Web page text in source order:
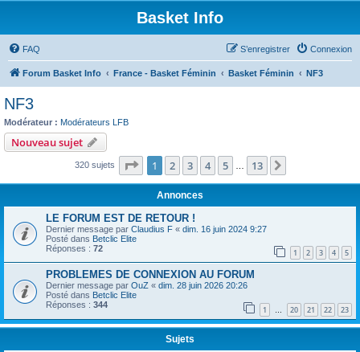
Basket Info
FAQ Connexion
S’enregistrer
Forum Basket Info France - Basket Féminin Basket Féminin NF3
NF3
Modérateur : Modérateurs LFB
Nouveau sujet
320 sujets Page 1sur13
1 2 3 4 5 13
Annonces
LE FORUM EST DE RETOUR !
Dernier message par Claudius F « dim. 16 juin 2024 9:27
Posté dans Betclic Elite
Réponses : 72 1 2 3 4 5
PROBLEMES DE CONNEXION AU FORUM
Dernier message par OuZ « dim. 28 juin 2026 20:26
Posté dans Betclic Elite
Réponses : 344 1 … 20 21 22 23
Sujets